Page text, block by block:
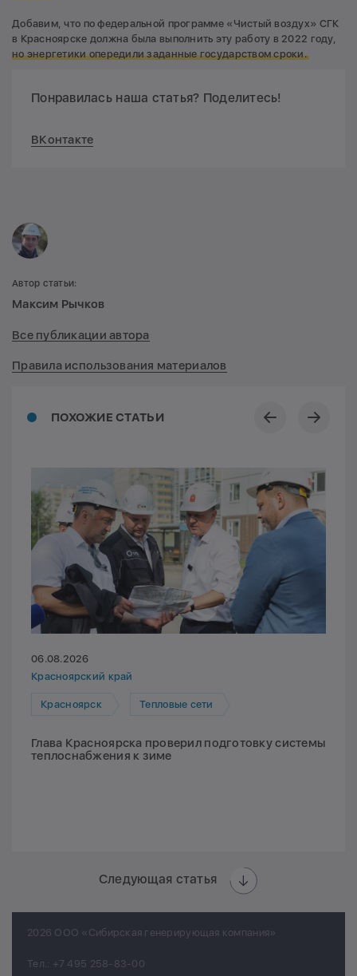
Добавим, что по федеральной программе «Чистый воздух» СГК
в Красноярске должна была выполнить эту работу в 2022 году,
но энергетики опередили заданные государством сроки.
Понравилась наша статья? Поделитесь!
ВКонтакте
ПОХОЖИЕ СТАТЬИ
06.08.2026
Красноярский край
Красноярск Тепловые сети
Глава Красноярска проверил подготовку системы
теплоснабжения к зиме
Следующая статья
Автор статьи:
Максим Рычков
Все публикации автора
Правила использования материалов
2026 ООО «Сибирская генерирующая компания»
Тел.: +7 495 258-83-00